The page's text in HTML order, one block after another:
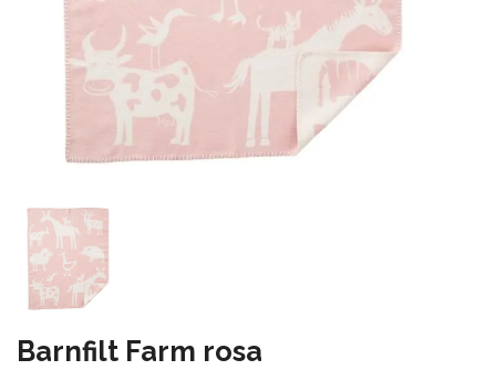
Barnfilt Farm rosa